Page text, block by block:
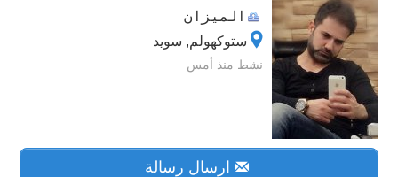
الميزان
ستوكهولم, سويد
نشط منذ أمس
ارسال رسالة